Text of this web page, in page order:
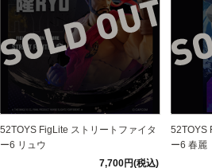
52TOYS FigLite ストリートファイタ
ー6 リュウ
7,700円(税込)
52TOYS
ー6 春麗